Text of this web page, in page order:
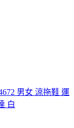
男女 涼拖鞋 運
白